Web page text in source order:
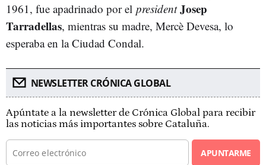
1961, fue apadrinado por el president Josep
Tarradellas, mientras su madre, Mercè Devesa, lo
esperaba en la Ciudad Condal.
NEWSLETTER CRÓNICA GLOBAL
Apúntate a la newsletter de Crónica Global para recibir
las noticias más importantes sobre Cataluña.
APUNTARME